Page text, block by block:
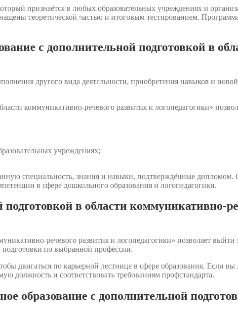
признаётся в любых образовательных учреждениях и
теоретической частью и итоговым тестированием.
с дополнительной подготовкой в
другого вида деятельности, приобретения навыков и
коммуникативно-речевого развития и логопедагогики»
учреждениях;
специальность, знания и навыки, подтверждённые дипломом.
в сфере дошкольного образования и логопедагогики.
в области коммуникативно-
речевого развития и логопедагогики» позволяет выйти
по выбранной профессии.
двигаться по карьерной лестнице в сфере образования. Если вы
должность и соответствовать требованиям профстандарта.
образование с дополнительной